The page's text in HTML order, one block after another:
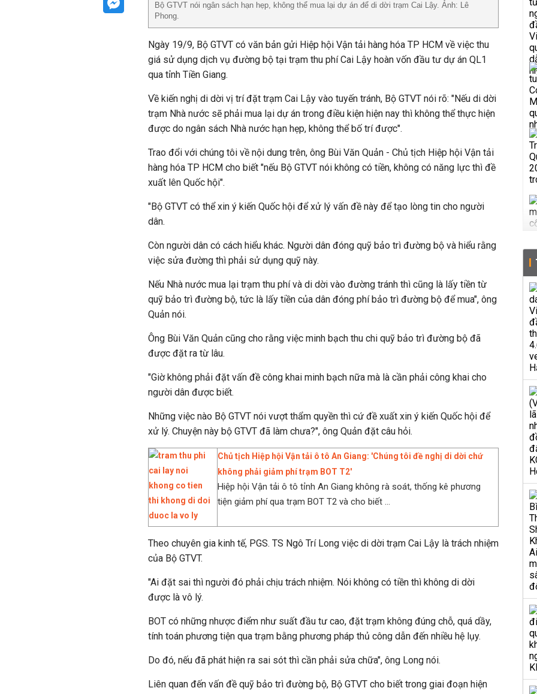
Bộ GTVT nói ngân sách hạn hẹp, không thể mua lại dự án để di dời trạm Cai Lậy. Ảnh: Lê
Phong.
Ngày 19/9, Bộ GTVT có văn bản gửi Hiệp hội Vận tải hàng hóa TP HCM về việc thu
giá sử dụng dịch vụ đường bộ tại trạm thu phí Cai Lậy hoàn vốn đầu tư dự án QL1
qua tỉnh Tiền Giang.
Về kiến nghị di dời vị trí đặt trạm Cai Lậy vào tuyến tránh, Bộ GTVT nói rõ: "Nếu di dời
trạm Nhà nước sẽ phải mua lại dự án trong điều kiện hiện nay thì không thể thực hiện
được do ngân sách Nhà nước hạn hẹp, không thể bố trí được".
Trao đổi với chúng tôi về nội dung trên, ông Bùi Văn Quản - Chủ tịch Hiệp hội Vận tải
hàng hóa TP HCM cho biết "nếu Bộ GTVT nói không có tiền, không có năng lực thì đề
xuất lên Quốc hội".
"Bộ GTVT có thể xin ý kiến Quốc hội để xử lý vấn đề này để tạo lòng tin cho người
dân.
Còn người dân có cách hiểu khác. Người dân đóng quỹ bảo trì đường bộ và hiểu rằng
việc sửa đường thì phải sử dụng quỹ này.
Nếu Nhà nước mua lại trạm thu phí và di dời vào đường tránh thì cũng là lấy tiền từ
quỹ bảo trì đường bộ, tức là lấy tiền của dân đóng phí bảo trì đường bộ để mua", ông
Quản nói.
Ông Bùi Văn Quản cũng cho rằng việc minh bạch thu chi quỹ bảo trì đường bộ đã
được đặt ra từ lâu.
"Giờ không phải đặt vấn đề công khai minh bạch nữa mà là cần phải công khai cho
người dân được biết.
Những việc nào Bộ GTVT nói vượt thẩm quyền thì cứ đề xuất xin ý kiến Quốc hội để
xử lý. Chuyện này bộ GTVT đã làm chưa?", ông Quản đặt câu hỏi.
Chủ tịch Hiệp hội Vận tải ô tô An Giang: 'Chúng tôi đề nghị di dời chứ
không phải giảm phí trạm BOT T2'
Hiệp hội Vận tải ô tô tỉnh An Giang không rà soát, thống kê phương
tiện giảm phí qua trạm BOT T2 và cho biết ...
Theo chuyên gia kinh tế, PGS. TS Ngô Trí Long việc di dời trạm Cai Lậy là trách nhiệm
của Bộ GTVT.
"Ai đặt sai thì người đó phải chịu trách nhiệm. Nói không có tiền thì không di dời
được là vô lý.
BOT có những nhược điểm như suất đầu tư cao, đặt trạm không đúng chỗ, quá dầy,
tính toán phương tiện qua trạm bằng phương pháp thủ công dẫn đến nhiều hệ lụy.
Do đó, nếu đã phát hiện ra sai sót thì cần phải sửa chữa", ông Long nói.
Liên quan đến vấn đề quỹ bảo trì đường bộ, Bộ GTVT cho biết trong giai đoạn hiện